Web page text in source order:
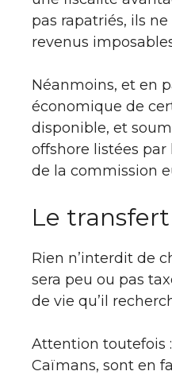
pas rapatriés, ils
revenus
Néanmoins, et en
économique de
disponible, et
offshore listées
de la commission
Le
Rien n’interdit de
sera peu ou pas
de vie qu’il
Attention toutefois
Caïmans, sont en